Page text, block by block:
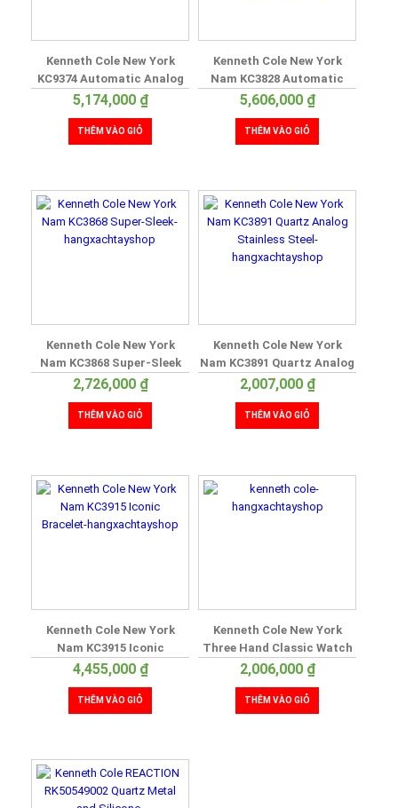
Kenneth Cole New York
KC9374 Automatic Analog
Display Automatic
5,174,000 ₫
THÊM VÀO GIỎ
Kenneth Cole New York
Nam KC3828 Automatic
Gunmetal Ion-Plated
5,606,000 ₫
THÊM VÀO GIỎ
Kenneth Cole New York
Nam KC3868 Super-Sleek
2,726,000 ₫
THÊM VÀO GIỎ
Kenneth Cole New York
Nam KC3891 Quartz Analog
Stainless Steel
2,007,000 ₫
THÊM VÀO GIỎ
Kenneth Cole New York
Nam KC3915 Iconic
Bracelet
4,455,000 ₫
THÊM VÀO GIỎ
Kenneth Cole New York
Three Hand Classic Watch
with a Diamond Dial
2,006,000 ₫
THÊM VÀO GIỎ